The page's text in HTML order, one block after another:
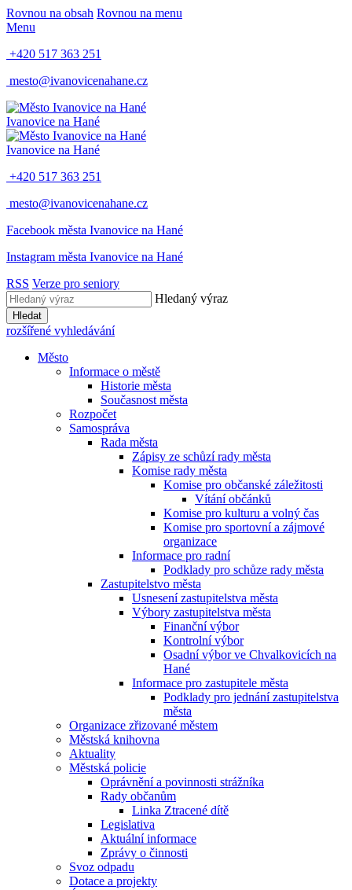
Rovnou na obsah Rovnou na menu
Menu
+420 517 363 251
mesto@ivanovicenahane.cz
Ivanovice na Hané
Ivanovice na Hané
+420 517 363 251
mesto@ivanovicenahane.cz
Facebook města Ivanovice na Hané
Instagram města Ivanovice na Hané
RSS Verze pro seniory
Hledaný výraz
Hledat
rozšířené vyhledávání
Město
Informace o městě
Historie města
Současnost města
Rozpočet
Samospráva
Rada města
Zápisy ze schůzí rady města
Komise rady města
Komise pro občanské záležitosti
Vítání občánků
Komise pro kulturu a volný čas
Komise pro sportovní a zájmové
organizace
Informace pro radní
Podklady pro schůze rady města
Zastupitelstvo města
Usnesení zastupitelstva města
Výbory zastupitelstva města
Finanční výbor
Kontrolní výbor
Osadní výbor ve Chvalkovicích na
Hané
Informace pro zastupitele města
Podklady pro jednání zastupitelstva
města
Organizace zřizované městem
Městská knihovna
Aktuality
Městská policie
Oprávnění a povinnosti strážníka
Rady občanům
Linka Ztracené dítě
Legislativa
Aktuální informace
Zprávy o činnosti
Svoz odpadu
Dotace a projekty